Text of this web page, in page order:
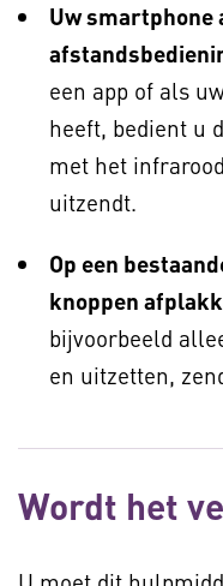
Uw smartphone
een app of als
heeft, bedient u
met het
uitzendt.
Op een
knoppen
bijvoorbeeld
en uitzetten,
Wordt het